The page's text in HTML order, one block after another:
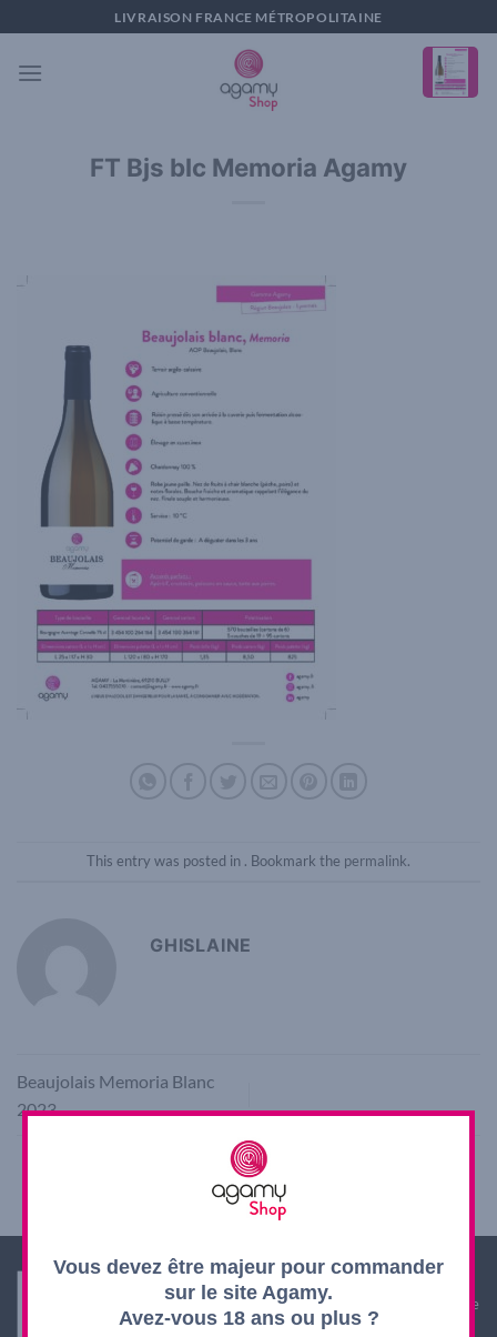
au
contenu
LIVRAISON FRANCE MÉTROPOLITAINE
FT Bjs blc Memoria Agamy
This entry was posted in . Bookmark the permalink.
GHISLAINE
Beaujolais Memoria Blanc
2023
Interdiction de vente de boissons alcooliques aux
mineurs de moins de 18 ans. La preuve de majorité de
l'acheteur est exigée au moment de la vente en ligne.
Vous devez être majeur pour commander
sur le site Agamy.
Avez-vous 18 ans ou plus ?